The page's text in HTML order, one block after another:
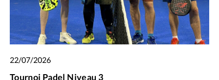
22/07/2026
Tournoi Padel Niveau 3